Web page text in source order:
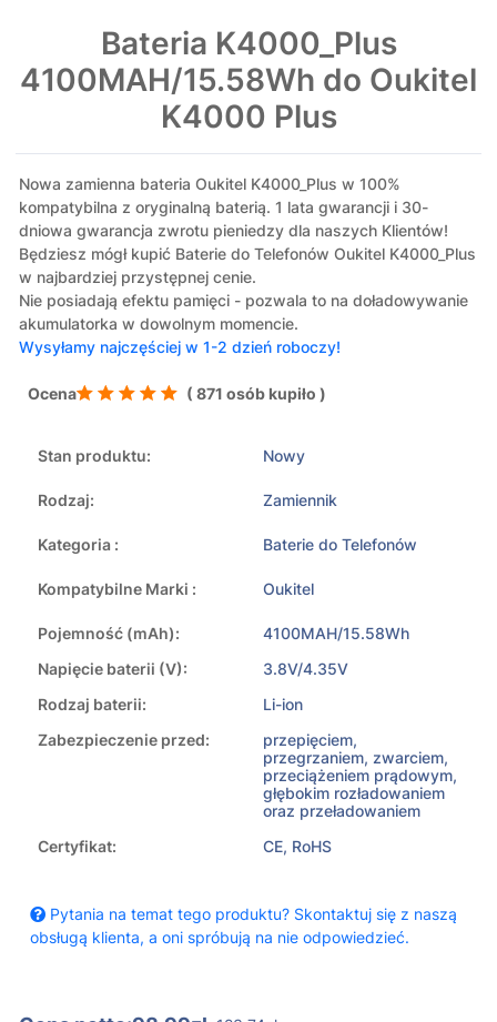
Bateria K4000_Plus
4100MAH/15.58Wh do Oukitel
K4000 Plus
Nowa zamienna bateria Oukitel K4000_Plus w 100%
kompatybilna z oryginalną baterią. 1 lata gwarancji i 30-
dniowa gwarancja zwrotu pieniedzy dla naszych Klientów!
Będziesz mógł kupić Baterie do Telefonów Oukitel K4000_Plus
w najbardziej przystępnej cenie.
Nie posiadają efektu pamięci - pozwala to na doładowywanie
akumulatorka w dowolnym momencie.
Wysyłamy najczęściej w 1-2 dzień roboczy!
Ocena ( 871 osób kupiło )
Stan produktu: Nowy
Rodzaj: Zamiennik
Kategoria : Baterie do Telefonów
Kompatybilne Marki : Oukitel
Pojemność (mAh):
4100MAH/15.58Wh
Napięcie baterii (V):
3.8V/4.35V
Rodzaj baterii:
Li-ion
Zabezpieczenie przed:
przepięciem,
przegrzaniem, zwarciem,
przeciążeniem prądowym,
głębokim rozładowaniem
oraz przeładowaniem
Certyfikat:
CE, RoHS
Pytania na temat tego produktu? Skontaktuj się z naszą
obsługą klienta, a oni spróbują na nie odpowiedzieć.